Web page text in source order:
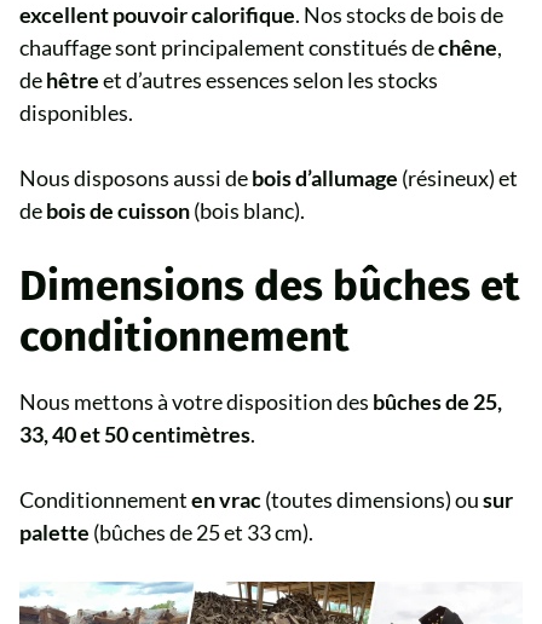
excellent pouvoir calorifique. Nos stocks de bois de
chauffage sont principalement constitués dechêne,
dehêtreet d’autres essences selon les stocks
disponibles.
Nous disposons aussi debois d’allumage (résineux) et
debois de cuisson(bois blanc).
Dimensions des bûches et
conditionnement
Nous mettons à votre disposition des bûches de 25,
33, 40 et 50 centimètres.
Conditionnementen vrac(toutes dimensions) ousur
palette (bûches de 25 et 33 cm).